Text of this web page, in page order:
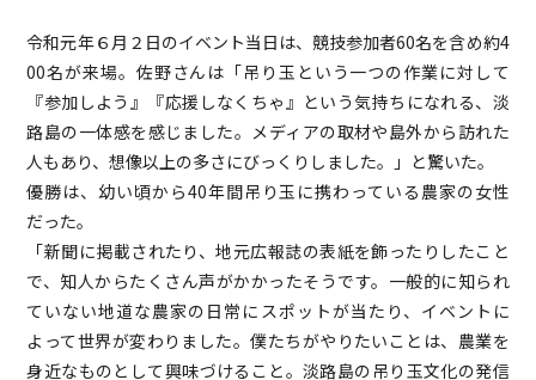
令和元年６月２日のイベント当日は、競技参加者60名を含め約4
00名が来場。佐野さんは「吊り玉という一つの作業に対して
『参加しよう』『応援しなくちゃ』という気持ちになれる、淡
路島の一体感を感じました。メディアの取材や島外から訪れた
人もあり、想像以上の多さにびっくりしました。」と驚いた。
優勝は、幼い頃から40年間吊り玉に携わっている農家の女性
だった。
「新聞に掲載されたり、地元広報誌の表紙を飾ったりしたこと
で、知人からたくさん声がかかったそうです。一般的に知られ
ていない地道な農家の日常にスポットが当たり、イベントに
よって世界が変わりました。僕たちがやりたいことは、農業を
身近なものとして興味づけること。淡路島の吊り玉文化の発信